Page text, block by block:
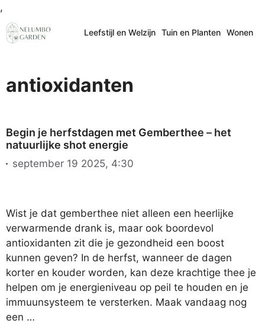
,
naar
de
Leefstijl en Welzijn Tuin en Planten Wonen
antioxidanten
Begin je herfstdagen met Gemberthee – het
natuurlijke shot energie
september 19 2025, 4:30
Wist je dat gemberthee niet alleen een heerlijke
verwarmende drank is, maar ook boordevol
antioxidanten zit die je gezondheid een boost
kunnen geven? In de herfst, wanneer de dagen
korter en kouder worden, kan deze krachtige thee je
helpen om je energieniveau op peil te houden en je
immuunsysteem te versterken. Maak vandaag nog
een …